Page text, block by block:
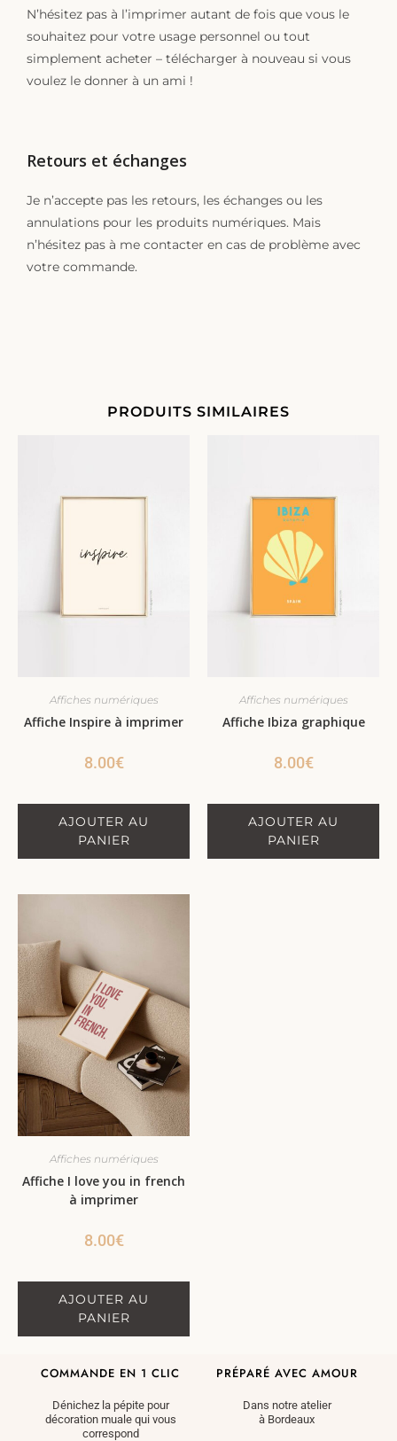
N’hésitez pas à l’imprimer autant de fois que vous le
souhaitez pour votre usage personnel ou tout
simplement acheter – télécharger à nouveau si vous
voulez le donner à un ami !
Retours et échanges
Je n’accepte pas les retours, les échanges ou les
annulations pour les produits numériques. Mais
n’hésitez pas à me contacter en cas de problème avec
votre commande.
PRODUITS SIMILAIRES
Affiches numériques
Affiche Inspire à imprimer
8.00€
AJOUTER AU
PANIER
Affiches numériques
Affiche Ibiza graphique
8.00€
AJOUTER AU
PANIER
Affiches numériques
Affiche I love you in french
à imprimer
8.00€
AJOUTER AU
PANIER
COMMANDE EN 1 CLIC
Dénichez la pépite pour
décoration muale qui vous
correspond
PRÉPARÉ AVEC AMOUR
Dans notre atelier
à Bordeaux